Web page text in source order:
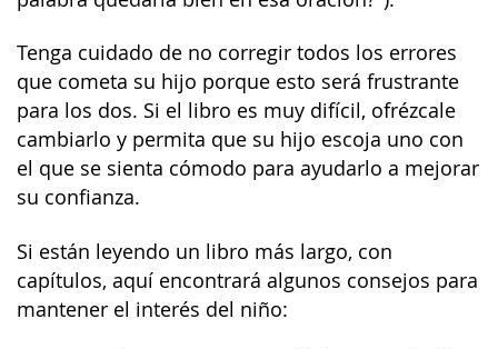
Tenga cuidado de no corregir todos los errores
que cometa su hijo porque esto será frustrante
para los dos. Si el libro es muy difícil, ofrézcale
cambiarlo y permita que su hijo escoja uno con
el que se sienta cómodo para ayudarlo a mejorar
su confianza.
Si están leyendo un libro más largo, con
capítulos, aquí encontrará algunos consejos para
mantener el interés del niño: